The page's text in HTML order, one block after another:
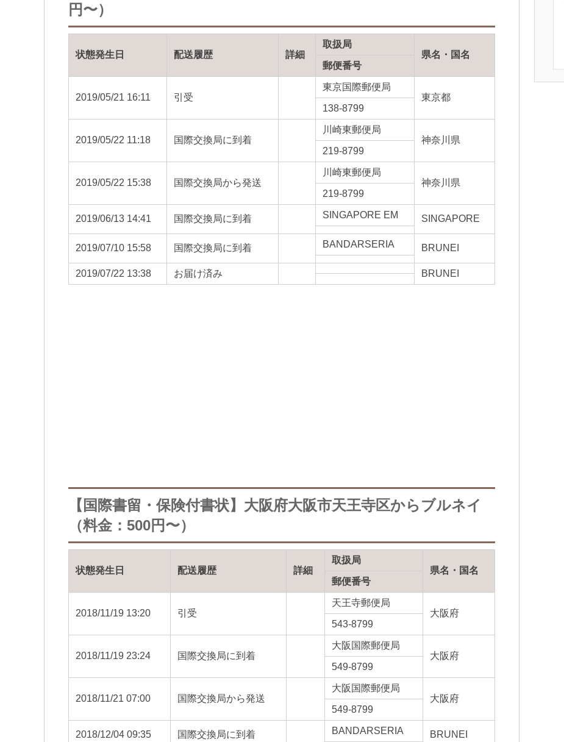
円〜）
状態発生日 配送履歴 詳細
取扱局
県名・国名
郵便番号
2019/05/21 16:11 引受
東京国際郵便局
東京都
138-8799
2019/05/22 11:18 国際交換局に到着
川崎東郵便局
神奈川県
219-8799
2019/05/22 15:38 国際交換局から発送
川崎東郵便局
神奈川県
219-8799
2019/06/13 14:41 国際交換局に到着 SINGAPORE EM SINGAPORE
2019/07/10 15:58 国際交換局に到着 BANDARSERIA BRUNEI
2019/07/22 13:38 お届け済み BRUNEI
【国際書留・保険付書状】大阪府大阪市天王寺区からブルネイ
（料金：500円〜）
状態発生日 配送履歴 詳細
取扱局
県名・国名
郵便番号
2018/11/19 13:20 引受
天王寺郵便局
大阪府
543-8799
2018/11/19 23:24 国際交換局に到着
大阪国際郵便局
大阪府
549-8799
2018/11/21 07:00 国際交換局から発送
大阪国際郵便局
大阪府
549-8799
2018/12/04 09:35 国際交換局に到着 BANDARSERIA BRUNEI